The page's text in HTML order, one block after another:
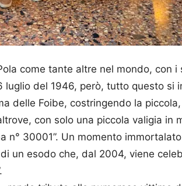
come tante altre nel mondo, con i
luglio del 1946, però, tutto questo si
delle Foibe, costringendo la
con solo una piccola valigia in
n° 30001”. Un momento
un esodo che, dal 2004, viene